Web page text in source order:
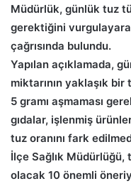
Müdürlük, günlük tuz
gerektiğini
çağrısında bulundu.
Yapılan açıklamada,
miktarının yaklaşık
5 gramı aşmaması
gıdalar, işlenmiş
tuz oranını fark
İlçe Sağlık Müdürlüğü,
olacak 10 önemli